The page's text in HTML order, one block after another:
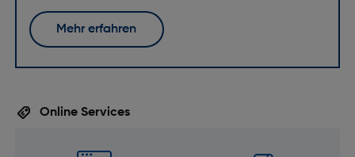
Mehr erfahren
Online Services